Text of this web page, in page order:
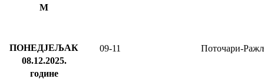
М
ПОНЕДЈЕЉАК
08.12.2025.
године
09-11 Поточари-